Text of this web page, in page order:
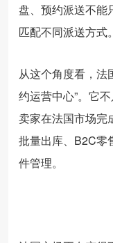
盘、预约派送不能
匹配不同派送方式。
从这个角度看，法
约运营中心”。它
卖家在法国市场完
批量出库、B2C零
件管理。